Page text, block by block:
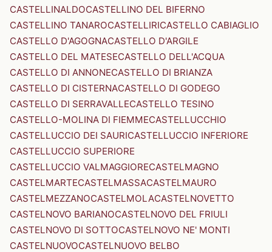
CASTELLINALDOCASTELLINO DEL BIFERNO
CASTELLINO TANAROCASTELLIRICASTELLO CABIAGLIO
CASTELLO D'AGOGNACASTELLO D'ARGILE
CASTELLO DEL MATESECASTELLO DELL'ACQUA
CASTELLO DI ANNONECASTELLO DI BRIANZA
CASTELLO DI CISTERNACASTELLO DI GODEGO
CASTELLO DI SERRAVALLECASTELLO TESINO
CASTELLO-MOLINA DI FIEMMECASTELLUCCHIO
CASTELLUCCIO DEI SAURICASTELLUCCIO INFERIORE
CASTELLUCCIO SUPERIORE
CASTELLUCCIO VALMAGGIORECASTELMAGNO
CASTELMARTECASTELMASSACASTELMAURO
CASTELMEZZANOCASTELMOLACASTELNOVETTO
CASTELNOVO BARIANOCASTELNOVO DEL FRIULI
CASTELNOVO DI SOTTOCASTELNOVO NE' MONTI
CASTELNUOVOCASTELNUOVO BELBO